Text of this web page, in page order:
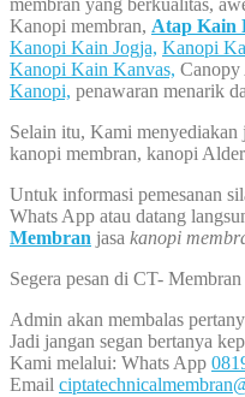
membran yang berkualitas,
Kanopi membran, Atap Kain
Kanopi Kain Jogja, Kanopi
Kanopi Kain Kanvas,
Kanopi, penawaran menarik
Selain itu, Kami menyediakan
kanopi membran, kanopi
Untuk informasi pemesanan
Whats App atau datang
Membran jasa kanopi
Segera pesan di CT- Membran
Admin akan membalas
Jadi jangan segan bertanya
Kami melalui: Whats App
Email